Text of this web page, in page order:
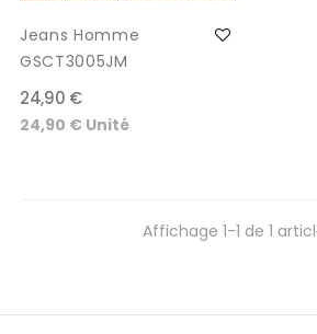
Jeans Homme
GSCT3005JM
24,90 €
24,90 € Unité
Affichage 1-1 de 1